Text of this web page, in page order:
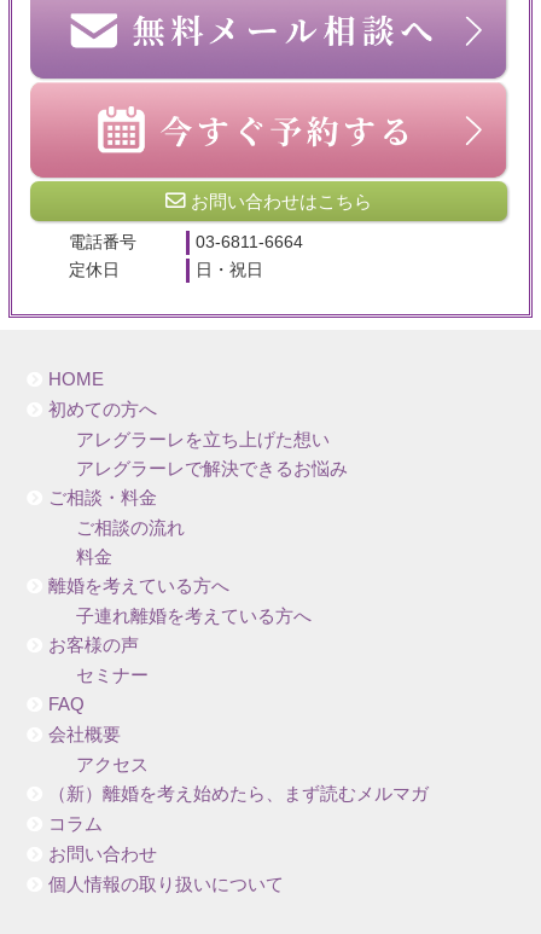
お問い合わせはこちら
電話番号
03-6811-6664
定休日
日・祝日
HOME
初めての方へ
アレグラーレを立ち上げた想い
アレグラーレで解決できるお悩み
ご相談・料金
ご相談の流れ
料金
離婚を考えている方へ
子連れ離婚を考えている方へ
お客様の声
セミナー
FAQ
会社概要
アクセス
（新）離婚を考え始めたら、まず読むメルマガ
コラム
お問い合わせ
個人情報の取り扱いについて